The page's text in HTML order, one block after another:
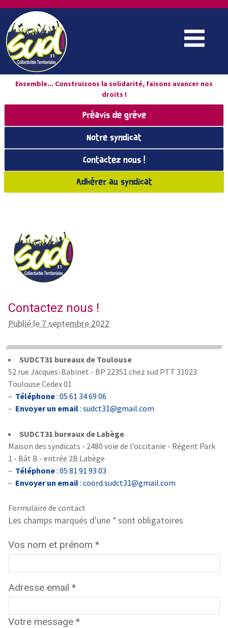
Ensemble... Construisons la solidarité, faisons avancer nos
droits !
Préavis de grève
Notre syndicat
Contactez nous !
Adhérer au syndicat
Contactez nous !
Publié le 7 septembre 2022
SUDCT31 bureaux de Toulouse
52 rue Jacques-Babinet - BP 22351 chez sud PTT 31023
Toulouse Cedex 01
– Téléphone: 05 61 34 69 06
– Envoyer un email: sudct31@gmail.com
SUDCT31 bureaux de Labège
Maison des syndicats - 2480 voie de l’occitanie - Régent Park
1 - Bât B - entrée 2B Labège
– Téléphone: 05 81 91 93 03
– Envoyer un email: coord.sudct31@gmail.com
Formulaire de contact
Les champs marqués d'une * sont obligatoires
Vos nom et prénom *
Adresse email *
Votre message *